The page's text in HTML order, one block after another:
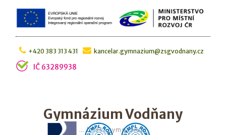
Skip
content
+420 383 313 431 kancelar.gymnazium@zsgvodnany.cz
IČ 63289938
Gymnázium Vodňany
… bližší gymnázium